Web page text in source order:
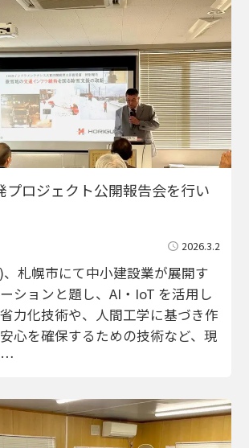
プロジェクト公開報告会を行い
2026.3.2
札幌市にて中小建設業が展開す
ションと題し、AI・IoT を活用し
力化技術や、人間工学に基づき作
心を確保するための技術など、現
…